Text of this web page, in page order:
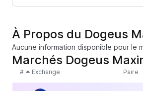
À Propos du Dogeus
Aucune information disponible pour le
Marchés Dogeus
# Exchange Paire